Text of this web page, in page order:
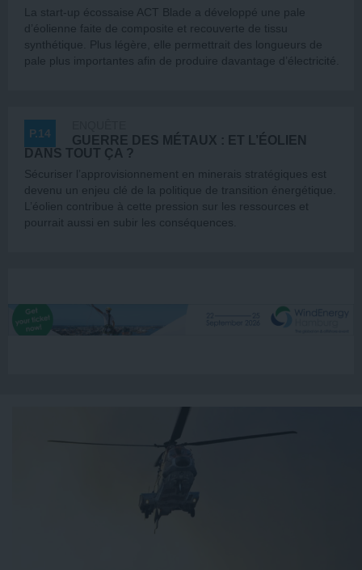
La start-up écossaise ACT Blade a développé une pale
d’éolienne faite de composite et recouverte de tissu
synthétique. Plus légère, elle permettrait des longueurs de
pale plus importantes afin de produire davantage d’électricité.
P.14
GUERRE DES MÉTAUX : ET L’ÉOLIEN
DANS TOUT ÇA ?
Sécuriser l’approvisionnement en minerais stratégiques est
devenu un enjeu clé de la politique de transition énergétique.
L’éolien contribue à cette pression sur les ressources et
pourrait aussi en subir les conséquences.